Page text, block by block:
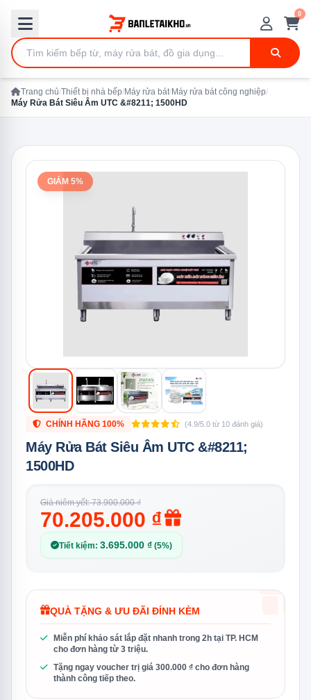
0
Trang chủ/Thiết bị nhà bếp/Máy rửa bát/Máy rửa bát công nghiệp/
Máy Rửa Bát Siêu Âm UTC &#8211; 1500HD
GIẢM 5%
CHÍNH HÃNG 100% (4.9/5.0 từ 10 đánh giá)
Máy Rửa Bát Siêu Âm UTC &#8211;
1500HD
Giá niêm yết: 73.900.000 ₫
70.205.000 ₫
Tiết kiệm: 3.695.000 ₫ (5%)
QUÀ TẶNG & ƯU ĐÃI ĐÍNH KÈM
Miễn phí khảo sát lắp đặt nhanh trong 2h tại TP. HCM
cho đơn hàng từ 3 triệu.
Tặng ngay voucher trị giá 300.000 ₫ cho đơn hàng
thành công tiếp theo.